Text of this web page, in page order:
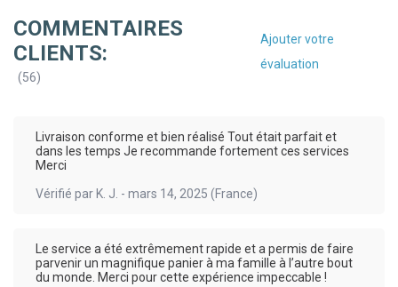
COMMENTAIRES
CLIENTS:
(56)
Ajouter votre
évaluation
Livraison conforme et bien réalisé Tout était parfait et
dans les temps Je recommande fortement ces services
Merci
Vérifié par K. J. - mars 14, 2025 (France)
Le service a été extrêmement rapide et a permis de faire
parvenir un magnifique panier à ma famille à l’autre bout
du monde. Merci pour cette expérience impeccable !